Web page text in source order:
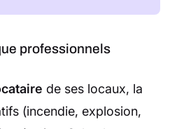
professionnels
de ses locaux, la
(incendie, explosion,